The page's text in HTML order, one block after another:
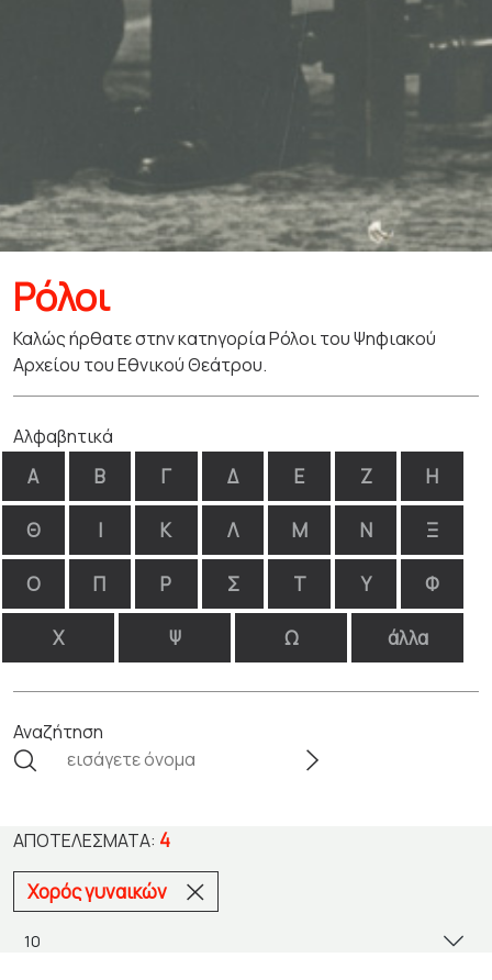
Ρόλοι
Καλώς ήρθατε στην κατηγορία Ρόλοι του Ψηφιακού
Αρχείου του Εθνικού Θεάτρου.
Αλφαβητικά
Α Β Γ Δ Ε Ζ Η
Θ Ι Κ Λ Μ Ν Ξ
Ο Π Ρ Σ Τ Υ Φ
Χ Ψ Ω άλλα
Αναζήτηση
ΑΠΟΤΕΛΈΣΜΑΤΑ: 4
Χορός γυναικών